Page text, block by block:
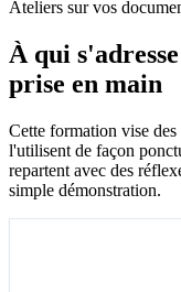
Ateliers sur vos
À qui
prise en main
Cette formation vise
l'utilisent de façon
repartent avec des
simple démonstration.